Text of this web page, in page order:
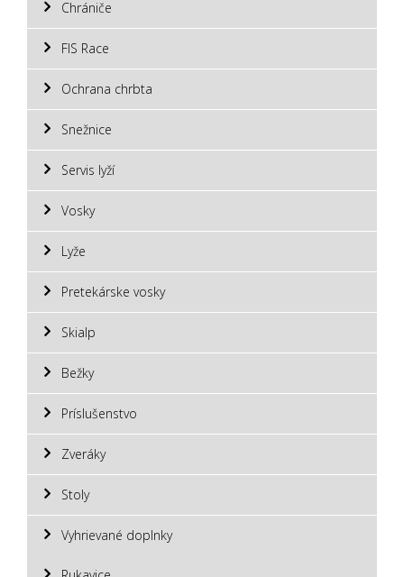
Chrániče
FIS Race
Ochrana chrbta
Snežnice
Servis lyží
Vosky
Lyže
Pretekárske vosky
Skialp
Bežky
Príslušenstvo
Zveráky
Stoly
Vyhrievané doplnky